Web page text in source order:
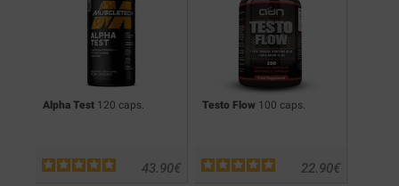
Alpha Test 120 caps.
€
43.90
Testo Flow 100 caps.
€
22.90